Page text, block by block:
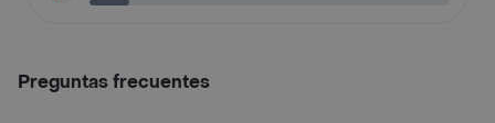
Preguntas frecuentes